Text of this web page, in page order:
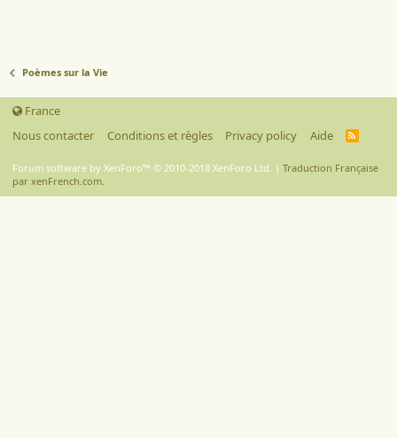
Poèmes sur la Vie
France
Nous contacter
Conditions et règles Privacy policy Aide
R
Forum software by XenForo™ © 2010-2018 XenForo Ltd. | Traduction Française
par xenFrench.com.